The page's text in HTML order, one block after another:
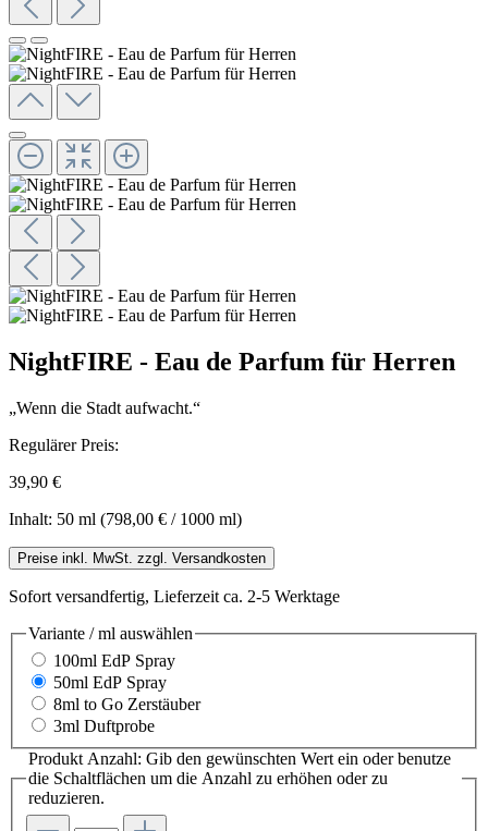
NightFIRE - Eau de Parfum für Herren
„Wenn die Stadt aufwacht.“
Regulärer Preis:
39,90 €
Inhalt: 50 ml (798,00 € / 1000 ml)
Preise inkl. MwSt. zzgl. Versandkosten
Sofort versandfertig, Lieferzeit ca. 2-5 Werktage
Variante / ml auswählen
100ml EdP Spray
50ml EdP Spray
8ml to Go Zerstäuber
3ml Duftprobe
Produkt Anzahl: Gib den gewünschten Wert ein oder benutze
die Schaltflächen um die Anzahl zu erhöhen oder zu
reduzieren.